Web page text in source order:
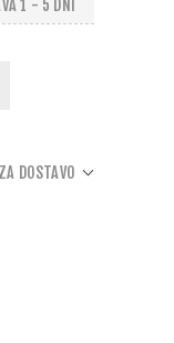
1 - 5 DNI
DOSTAVO